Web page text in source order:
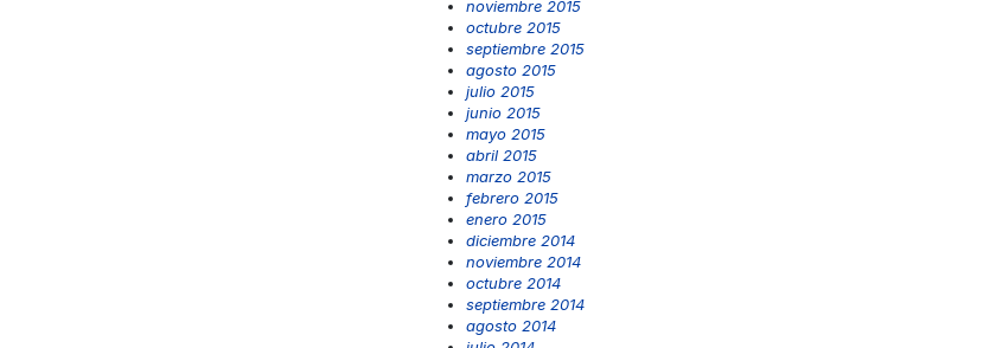
noviembre 2015
octubre 2015
septiembre 2015
agosto 2015
julio 2015
junio 2015
mayo 2015
abril 2015
marzo 2015
febrero 2015
enero 2015
diciembre 2014
noviembre 2014
octubre 2014
septiembre 2014
agosto 2014